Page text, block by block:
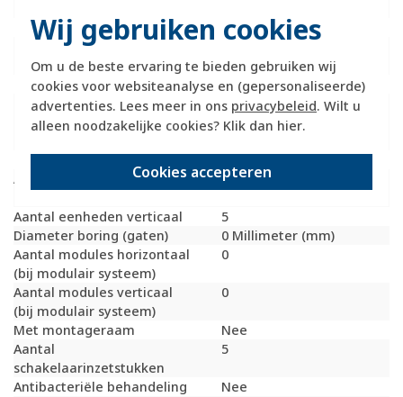
Wij gebruiken cookies
Om u de beste ervaring te bieden gebruiken wij
cookies voor websiteanalyse en (gepersonaliseerde)
advertenties. Lees meer in ons privacybeleid. Wilt u
alleen noodzakelijke cookies? Klik dan hier.
Cookies accepteren
Geschikt voor wandgoot
Ja
Geschikt voor
inbouwinstallatie (stucwerk)
Bondige uitvoering
Nee
Geschikt voor
inbouwinstallatie (geen
Ja
Aantal eenheden
5
Aantal eenheden verticaal
5
Diameter boring (gaten)
0 Millimeter (mm)
Aantal modules horizontaal
(bij modulair systeem)
0
Aantal modules verticaal
(bij modulair systeem)
0
Met montageraam
Nee
Aantal
schakelaarinzetstukken
5
Antibacteriële behandeling Nee